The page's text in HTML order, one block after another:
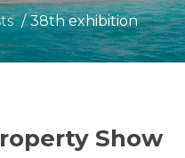
38th exhibition
Show